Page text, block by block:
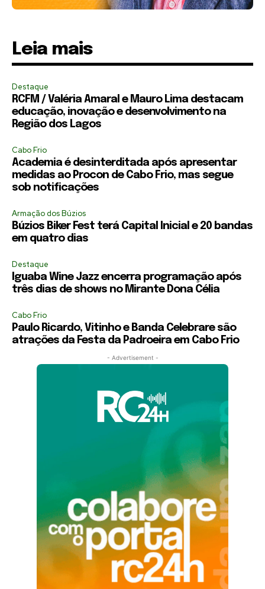
Leia mais
Destaque
RCFM / Valéria Amaral e Mauro Lima destacam
educação, inovação e desenvolvimento na
Região dos Lagos
Cabo Frio
Academia é desinterditada após apresentar
medidas ao Procon de Cabo Frio, mas segue
sob notificações
Armação dos Búzios
Búzios Biker Fest terá Capital Inicial e 20 bandas
em quatro dias
Destaque
Iguaba Wine Jazz encerra programação após
três dias de shows no Mirante Dona Célia
Cabo Frio
Paulo Ricardo, Vitinho e Banda Celebrare são
atrações da Festa da Padroeira em Cabo Frio
- Advertisement -